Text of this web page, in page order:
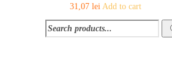
31,07 lei Add to cart